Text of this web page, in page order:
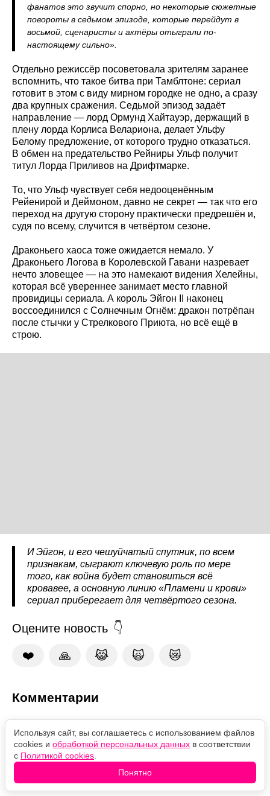
фанатов это звучит спорно, но некоторые сюжетные
повороты в седьмом эпизоде, которые перейдут в
восьмой, сценаристы и актёры отыграли по-
настоящему сильно».
Отдельно режиссёр посоветовала зрителям заранее
вспомнить, что такое битва при Тамблтоне: сериал
готовит в этом с виду мирном городке не одно, а сразу
два крупных сражения. Седьмой эпизод задаёт
направление — лорд Ормунд Хайтауэр, держащий в
плену лорда Корлиса Велариона, делает Ульфу
Белому предложение, от которого трудно отказаться.
В обмен на предательство Рейниры Ульф получит
титул Лорда Приливов на Дрифтмарке.
То, что Ульф чувствует себя недооценённым
Рейенирой и Деймоном, давно не секрет — так что его
переход на другую сторону практически предрешён и,
судя по всему, случится в четвёртом сезоне.
Драконьего хаоса тоже ожидается немало. У
Драконьего Логова в Королевской Гавани назревает
нечто зловещее — на это намекают видения Хелейны,
которая всё увереннее занимает место главной
провидицы сериала. А король Эйгон II наконец
воссоединился с Солнечным Огнём: дракон потрёпан
после стычки у Стрелкового Приюта, но всё ещё в
строю.
И Эйгон, и его чешуйчатый спутник, по всем
признакам, сыграют ключевую роль по мере
того, как война будет становиться всё
кровавее, а основную линию «Пламени и крови»
сериал приберегает для четвёртого сезона.
Оцените новость
❤️ 🙏 😹 🙀 😿
Комментарии
Используя сайт, вы соглашаетесь с использованием файлов
cookies и обработкой персональных данных в соответствии
с Политикой cookies
Понятно